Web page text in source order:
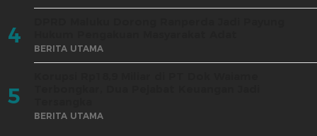
4 BERITA UTAMA
5
BERITA UTAMA